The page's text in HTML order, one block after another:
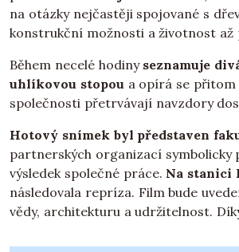
na otázky nejčastěji spojované s
konstrukční možnosti a životnost až
Během necelé hodinyseznamuje
uhlíkovou stopou a opírá se přitom
společnosti přetrvávají navzdory
Hotový snímek byl představen
partnerských organizací symbolicky
výsledek společné práce. Na stanici
následovala repríza. Film bude
vědy, architekturu a udržitelnost.